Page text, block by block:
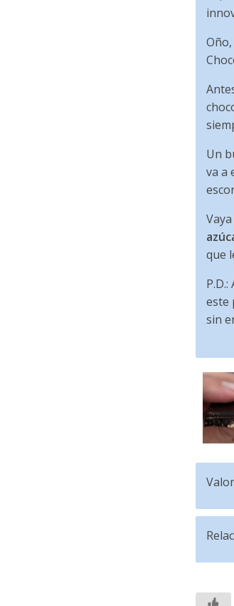
Un
va a
que
este
sin